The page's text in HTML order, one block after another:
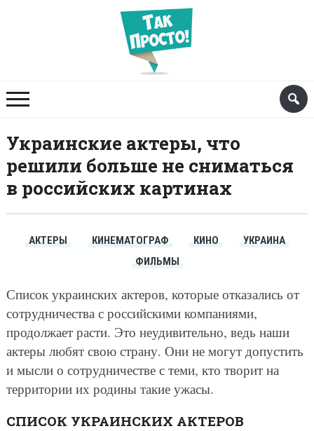
Украинские актеры, что
решили больше не сниматься
в российских картинах
АКТЕРЫ КИНЕМАТОГРАФ КИНО
УКРАИНА
ФИЛЬМЫ
Список украинских актеров, которые отказались от
сотрудничества с российскими компаниями,
продолжает расти. Это неудивительно, ведь наши
актеры любят свою страну. Они не могут допустить
и мысли о сотрудничестве с теми, кто творит на
территории их родины такие ужасы.
СПИСОК УКРАИНСКИХ АКТЕРОВ